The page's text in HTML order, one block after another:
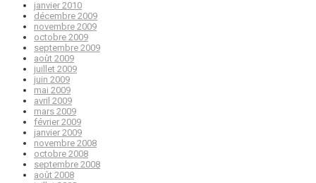
janvier 2010
décembre 2009
novembre 2009
octobre 2009
septembre 2009
août 2009
juillet 2009
juin 2009
mai 2009
avril 2009
mars 2009
février 2009
janvier 2009
novembre 2008
octobre 2008
septembre 2008
août 2008